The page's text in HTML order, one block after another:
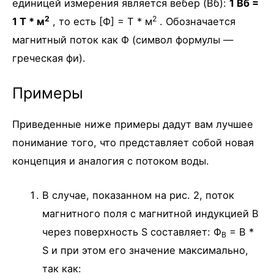
единицей измерения является вебер (Вб): 1 Вб =
1 Т * м2 , то есть [Ф] = Т * м2 . Обозначается
магнитный поток как Ф (символ формулы —
греческая фи).
Примеры
Приведенные ниже примеры дадут вам лучшее
понимание того, что представляет собой новая
концепция и аналогия с потоком воды.
В случае, показанном на рис. 2, поток
магнитного поля с магнитной индукцией B
через поверхность S составляет: ФB = B *
S и при этом его значение максимально,
так как: